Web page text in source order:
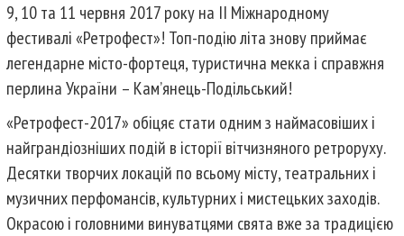
9, 10 та 11 червня 2017 року на ІІ Міжнародному
фестивалі «Ретрофест»! Топ-подію літа знову приймає
легендарне місто-фортеця, туристична мекка і справжня
перлина України – Кам’янець-Подільський!
«Ретрофест-2017» обіцяє стати одним з наймасовіших і
найграндіозніших подій в історії вітчизняного ретроруху.
Десятки творчих локацій по всьому місту, театральних і
музичних перфомансів, культурних і мистецьких заходів.
Окрасою і головними винуватцями свята вже за традицією